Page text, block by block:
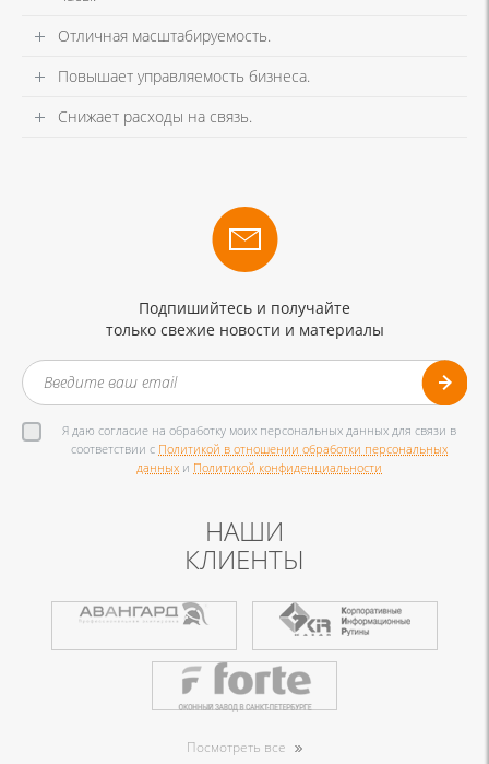
Отличная масштабируемость.
Повышает управляемость бизнеса.
Снижает расходы на связь.
Подпишийтесь и получайте
только свежие новости и материалы
Я даю согласие на обработку моих персональных данных для связи в
соответствии с Политикой в отношении обработки персональных
данных и Политикой конфиденциальности
НАШИ
КЛИЕНТЫ
Посмотреть все